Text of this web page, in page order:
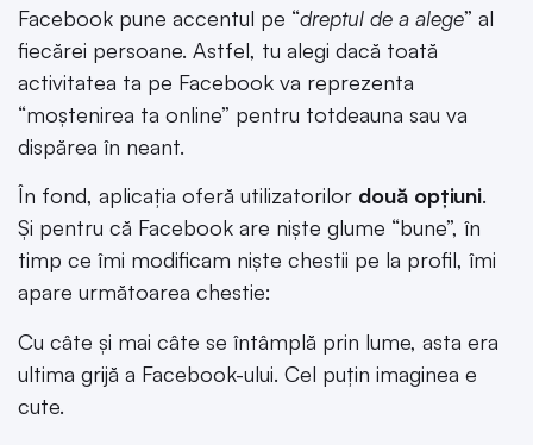
Facebook pune accentul pe “dreptul de a alege” al
fiecărei persoane. Astfel, tu alegi dacă toată
activitatea ta pe Facebook va reprezenta
“moștenirea ta online” pentru totdeauna sau va
dispărea în neant.
În fond, aplicația oferă utilizatorilor două opțiuni.
Și pentru că Facebook are niște glume “bune”, în
timp ce îmi modificam niște chestii pe la profil, îmi
apare următoarea chestie:
Cu câte și mai câte se întâmplă prin lume, asta era
ultima grijă a Facebook-ului. Cel puțin imaginea e
cute.